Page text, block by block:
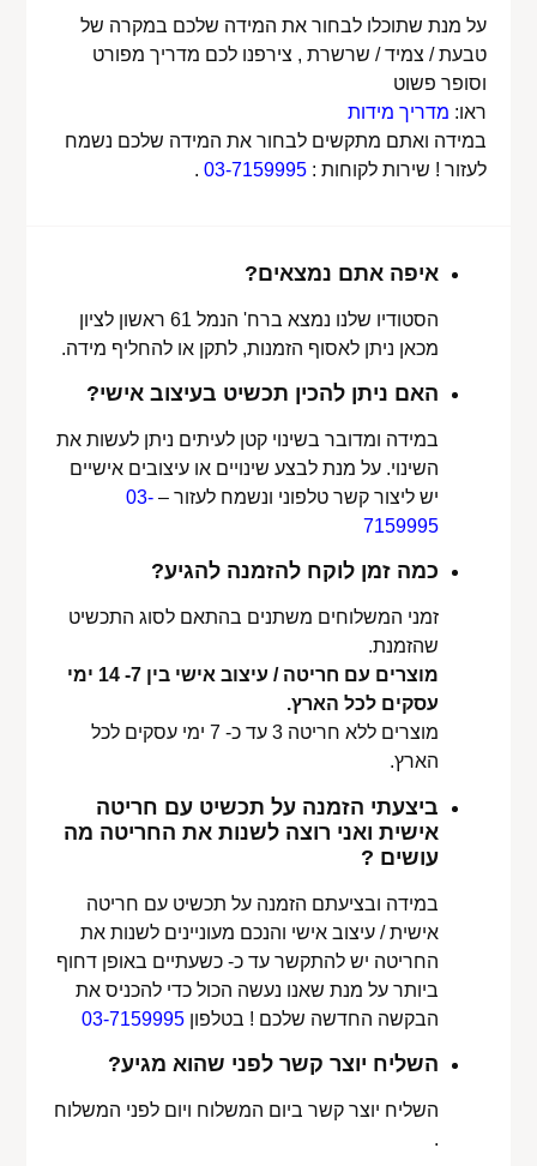
על מנת שתוכלו לבחור את המידה שלכם במקרה של
טבעת / צמיד / שרשרת , צירפנו לכם מדריך מפורט
וסופר פשוט
ראו: מדריך מידות
במידה ואתם מתקשים לבחור את המידה שלכם נשמח
לעזור ! שירות לקוחות :03-7159995
.
איפה אתם נמצאים?
הסטודיו שלנו נמצא ברח' הנמל 61 ראשון לציון
מכאן ניתן לאסוף הזמנות, לתקן או להחליף מידה.
האם ניתן להכין תכשיט בעיצוב אישי?
במידה ומדובר בשינוי קטן לעיתים ניתן לעשות את
השינוי. על מנת לבצע שינויים או עיצובים אישיים
יש ליצור קשר טלפוני ונשמח לעזור –03-
7159995
כמה זמן לוקח להזמנה להגיע?
זמני המשלוחים משתנים בהתאם לסוג התכשיט
שהזמנת.
מוצרים עם חריטה / עיצוב אישי בין 7- 14 ימי
עסקים לכל הארץ.
מוצרים ללא חריטה 3 עד כ- 7 ימי עסקים לכל
הארץ.
ביצעתי הזמנה על תכשיט עם חריטה
אישית ואני רוצה לשנות את החריטה מה
עושים ?
במידה ובציעתם הזמנה על תכשיט עם חריטה
אישית / עיצוב אישי והנכם מעוניינים לשנות את
החריטה יש להתקשר עד כ- כשעתיים באופן דחוף
ביותר על מנת שאנו נעשה הכול כדי להכניס את
הבקשה החדשה שלכם ! בטלפון03-7159995
השליח יוצר קשר לפני שהוא מגיע?
השליח יוצר קשר ביום המשלוח ויום לפני המשלוח
.